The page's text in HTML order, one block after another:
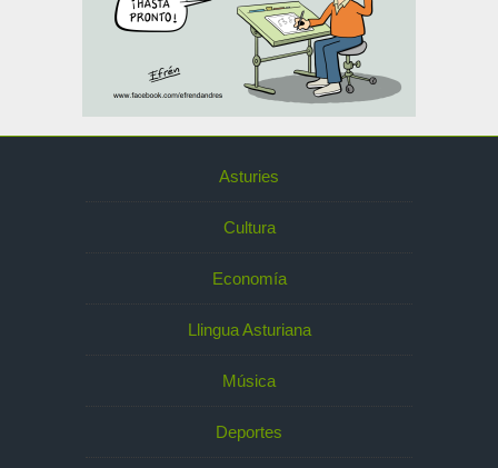
Asturies
Cultura
Economía
Llingua Asturiana
Música
Deportes